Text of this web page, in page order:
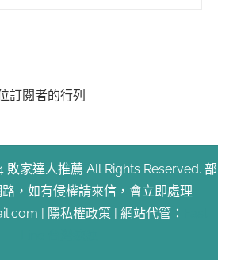
訂閱者的行列
家達人推薦 All Rights Reserved. 部
，如有侵權請來信，會立即處理
| 隱私權政策 | 網站代管：